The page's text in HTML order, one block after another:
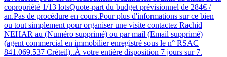
copropriété 1/13 lotsQuote-part du budget prévisionnel de 284€ /
an.Pas de procédure en cours.Pour plus d'informations sur ce bien
ou tout simplement pour organiser une visite contactez Rachid
NEHAR au (Numéro supprimé) ou par mail (Email supprimé)
(agent commercial en immobilier enregistré sous le n° RSAC
841.069.537 Créteil)..À votre entière disposition 7 jours sur 7.